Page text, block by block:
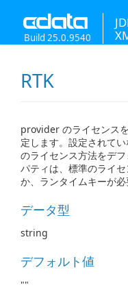
Build 25.0.9540
RTK
provider のライセンス
定します。設定されて
のライセンス方法をデ
パティは、標準のライ
か、ランタイムキーが必
データ型
string
デフォルト値
""